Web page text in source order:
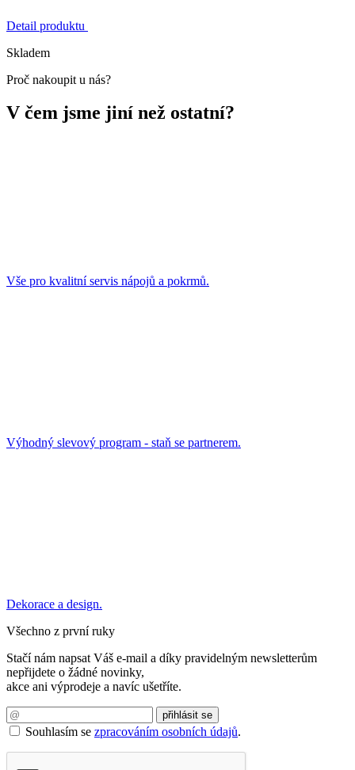
Detail produktu
Skladem
Proč nakoupit u nás?
V čem jsme jiní než ostatní?
Vše pro kvalitní servis nápojů a pokrmů.
Výhodný slevový program - staň se partnerem.
Dekorace a design.
Všechno z první ruky
Stačí nám napsat Váš e-mail a díky pravidelným newsletterům
nepřijdete o žádné novinky,
akce ani výprodeje a navíc ušetříte.
Souhlasím se zpracováním osobních údajů.